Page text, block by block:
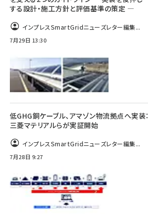
する設計・施工方針と評価基準の策定 ―
インプレスSmartGridニューズレター編集...
7月29日 13:30
低GHG銅ケーブル、アマゾン物流拠点へ実装：
三菱マテリアルらが実証開始
インプレスSmartGridニューズレター編集...
7月28日 9:27